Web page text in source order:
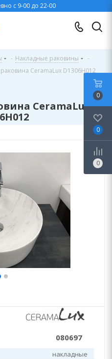
с 9-00 до 22-00
- Накладные раковины
-
CeramaLux D1306H012
CeramaLux
080697
накладные
0
0
0